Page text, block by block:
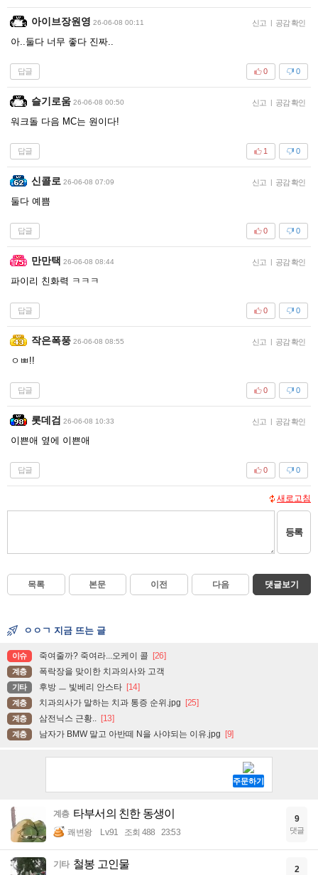
아이브장원영 26-06-08 00:11 신고 | 공감 확인
아..둘다 너무 좋다 진짜..
답글 0
0
슬기로움 26-06-08 00:50 신고 | 공감 확인
워크돌 다음 MC는 원이다!
답글 0
1
신콜로 26-06-08 07:09 신고 | 공감 확인
둘다 예쁨
답글 0
0
만만택 26-06-08 08:44 신고 | 공감 확인
파이리 친화력 ㅋㅋㅋ
답글 0
0
작은폭풍 26-06-08 08:55 신고 | 공감 확인
ㅇㅃ!!
답글 0
0
롯데검 26-06-08 10:33 신고 | 공감 확인
이쁜애 옆에 이쁜애
답글 0
0
새로고침
등록
목록 본문 이전 다음 댓글보기
ㅇㅇㄱ 지금 뜨는 글
이슈 죽여줄까? 죽여라...오케이 콜 [26]
계층 폭락장을 맞이한 치과의사와 고객
기타 후방 ㅡ 빛베리 안스타 [14]
계층 치과의사가 말하는 치과 통증 순위.jpg [25]
계층 삼전닉스 근황.. [13]
계층 남자가 BMW 말고 아반떼 N을 사야되는 이유.jpg [9]
계층 타부서의 친한 동생이
쾌변왕 Lv.91 조회 488 23:53
9
댓글
기타 철봉 고인물 2